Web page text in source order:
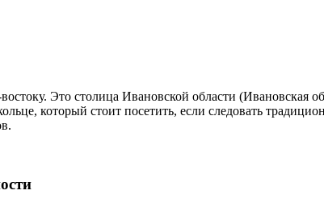
Это столица Ивановской области (Ивановская
который стоит посетить, если следовать